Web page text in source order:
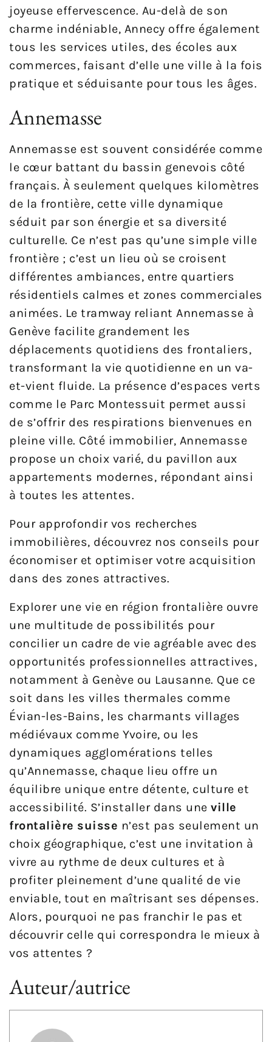
joyeuse effervescence. Au-delà de son
charme indéniable, Annecy offre également
tous les services utiles, des écoles aux
commerces, faisant d’elle une ville à la fois
pratique et séduisante pour tous les âges.
Annemasse
Annemasse est souvent considérée comme
le cœur battant du bassin genevois côté
français. À seulement quelques kilomètres
de la frontière, cette ville dynamique
séduit par son énergie et sa diversité
culturelle. Ce n’est pas qu’une simple ville
frontière ; c’est un lieu où se croisent
différentes ambiances, entre quartiers
résidentiels calmes et zones commerciales
animées. Le tramway reliant Annemasse à
Genève facilite grandement les
déplacements quotidiens des frontaliers,
transformant la vie quotidienne en un va-
et-vient fluide. La présence d’espaces verts
comme le Parc Montessuit permet aussi
de s’offrir des respirations bienvenues en
pleine ville. Côté immobilier, Annemasse
propose un choix varié, du pavillon aux
appartements modernes, répondant ainsi
à toutes les attentes.
Pour approfondir vos recherches
immobilières, découvrez nos conseils pour
économiser et optimiser votre acquisition
dans des zones attractives.
Explorer une vie en région frontalière ouvre
une multitude de possibilités pour
concilier un cadre de vie agréable avec des
opportunités professionnelles attractives,
notamment à Genève ou Lausanne. Que ce
soit dans les villes thermales comme
Évian-les-Bains, les charmants villages
médiévaux comme Yvoire, ou les
dynamiques agglomérations telles
qu’Annemasse, chaque lieu offre un
équilibre unique entre détente, culture et
accessibilité. S’installer dans une ville
frontalière suisse n’est pas seulement un
choix géographique, c’est une invitation à
vivre au rythme de deux cultures et à
profiter pleinement d’une qualité de vie
enviable, tout en maîtrisant ses dépenses.
Alors, pourquoi ne pas franchir le pas et
découvrir celle qui correspondra le mieux à
vos attentes ?
Auteur/autrice